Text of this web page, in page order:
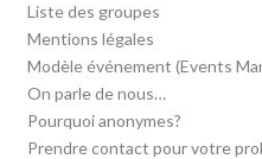
Liste des groupes
Mentions légales
Modèle événement (Events
On parle de nous…
Pourquoi anonymes?
Prendre contact pour votre